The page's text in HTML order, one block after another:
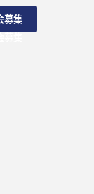
募集
募集